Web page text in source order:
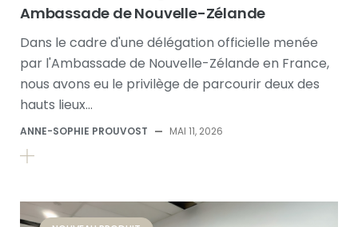
Ambassade de Nouvelle-Zélande
Dans le cadre d'une délégation officielle menée
par l'Ambassade de Nouvelle-Zélande en France,
nous avons eu le privilège de parcourir deux des
hauts lieux…
ANNE-SOPHIE PROUVOST — MAI 11, 2026